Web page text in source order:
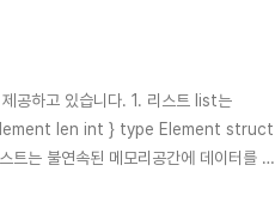
공하고 있습니다. 1. 리스트 list는
len int } type Element struct
는 불연속된 메모리공간에 데이터를 저